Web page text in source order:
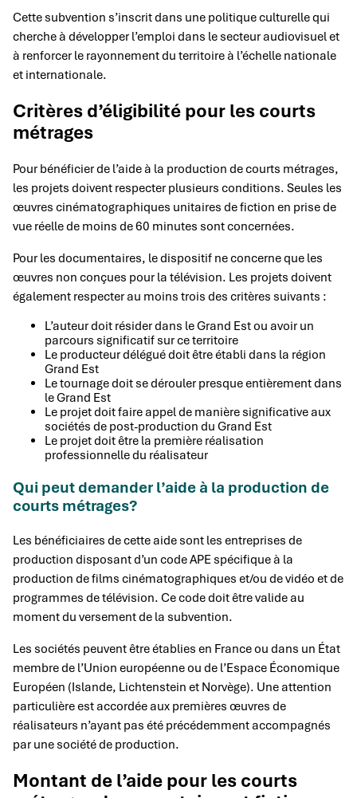
Cette subvention s’inscrit dans une politique culturelle qui
cherche à développer l’emploi dans le secteur audiovisuel et
à renforcer le rayonnement du territoire à l’échelle nationale
et internationale.
Critères d’éligibilité pour les courts
métrages
Pour bénéficier de l’aide à la production de courts métrages,
les projets doivent respecter plusieurs conditions. Seules les
œuvres cinématographiques unitaires de fiction en prise de
vue réelle de moins de 60 minutes sont concernées.
Pour les documentaires, le dispositif ne concerne que les
œuvres non conçues pour la télévision. Les projets doivent
également respecter au moins trois des critères suivants :
L’auteur doit résider dans le Grand Est ou avoir un
parcours significatif sur ce territoire
Le producteur délégué doit être établi dans la région
Grand Est
Le tournage doit se dérouler presque entièrement dans
le Grand Est
Le projet doit faire appel de manière significative aux
sociétés de post-production du Grand Est
Le projet doit être la première réalisation
professionnelle du réalisateur
Qui peut demander l’aide à la production de
courts métrages?
Les bénéficiaires de cette aide sont les entreprises de
production disposant d’un code APE spécifique à la
production de films cinématographiques et/ou de vidéo et de
programmes de télévision. Ce code doit être valide au
moment du versement de la subvention.
Les sociétés peuvent être établies en France ou dans un État
membre de l’Union européenne ou de l’Espace Économique
Européen (Islande, Lichtenstein et Norvège). Une attention
particulière est accordée aux premières œuvres de
réalisateurs n’ayant pas été précédemment accompagnés
par une société de production.
Montant de l’aide pour les courts